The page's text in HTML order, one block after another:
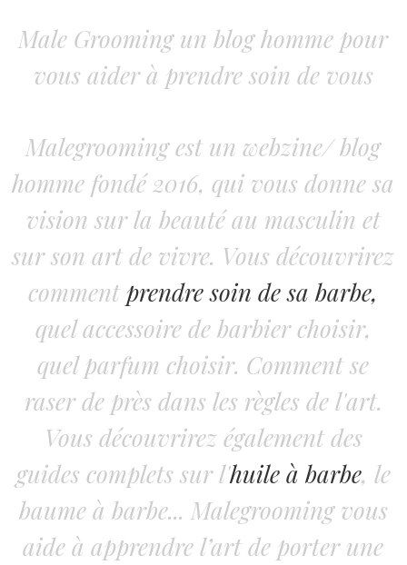
Male Grooming un blog homme pour
vous aider à prendre soin de vous
Malegrooming est un webzine/ blog
homme fondé 2016, qui vous donne sa
vision sur la beauté au masculin et
sur son art de vivre. Vous découvrirez
commentprendre soin de sa barbe,
quel accessoire de barbier choisir,
quel parfum choisir. Comment se
raser de près dans les règles de l'art.
Vous découvrirez également des
guides complets sur l'huile à barbe, le
baume à barbe... Malegrooming vous
aide à apprendre l’art de porter une